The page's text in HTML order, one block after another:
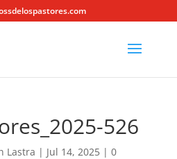
526
Lastra | Jul 14, 2025| 0